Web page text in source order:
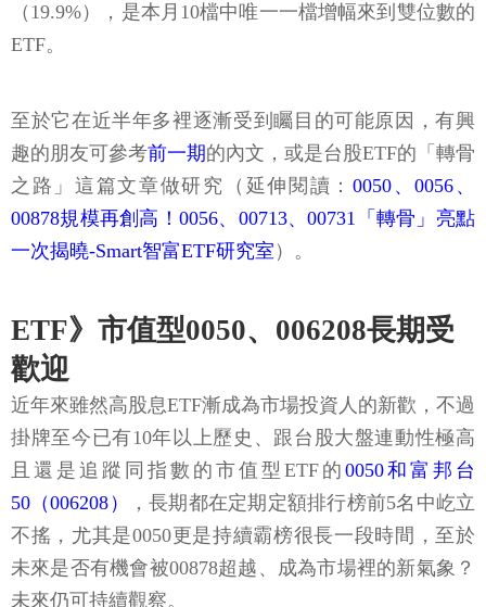
（19.9%），是本月10檔中唯一一檔增幅來到雙位數的
ETF。
至於它在近半年多裡逐漸受到矚目的可能原因，有興
趣的朋友可參考前一期的內文，或是台股ETF的「轉骨
之路」這篇文章做研究（延伸閱讀： 0050、0056、
00878規模再創高！0056、00713、00731「轉骨」亮點
一次揭曉-Smart智富ETF研究室 ）。
ETF》市值型0050、006208長期受
歡迎
近年來雖然高股息ETF漸成為市場投資人的新歡，不過
掛牌至今已有10年以上歷史、跟台股大盤連動性極高
且還是追蹤同指數的市值型ETF的 0050和富邦台
50（006208）
，長期都在定期定額排行榜前5名中屹立
不搖，尤其是0050更是持續霸榜很長一段時間，至於
未來是否有機會被00878超越、成為市場裡的新氣象？
未來仍可持續觀察。